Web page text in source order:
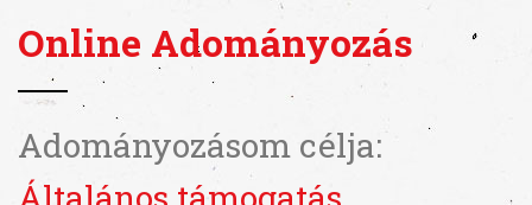
Online Adományozás
Adományozásom célja: